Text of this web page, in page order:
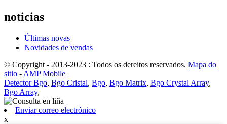
noticias
Últimas novas
Novidades de vendas
© Copyright - 2013-2023 : Todos os dereitos reservados. Mapa do
sitio - AMP Mobile
Detector Bgo, Bgo Cristal, Bgo, Bgo Matrix, Bgo Crystal Array,
Bgo Array,
Enviar correo electrónico
x